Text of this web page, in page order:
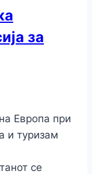
за
Европа при
и туризам
се